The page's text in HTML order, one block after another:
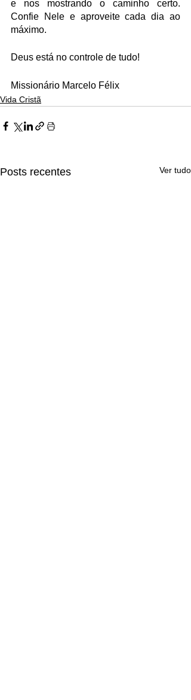
e nos mostrando o caminho certo.
Confie Nele e aproveite cada dia ao
máximo.
Deus está no controle de tudo!
Missionário Marcelo Félix
Vida Cristã
Posts recentes Ver tudo